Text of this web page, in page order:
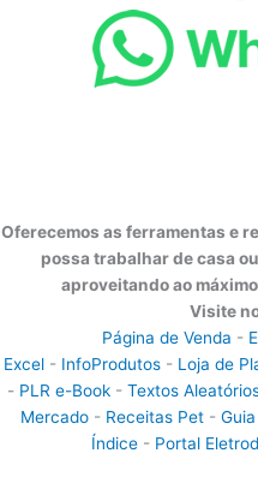
Oferecemos as ferramentas e
possa trabalhar de casa
aproveitando ao
Visite
Página de Venda -
Excel- InfoProdutos- Loja de
- PLR e-Book- Textos
Mercado - Receitas Pet -
Índice - Portal